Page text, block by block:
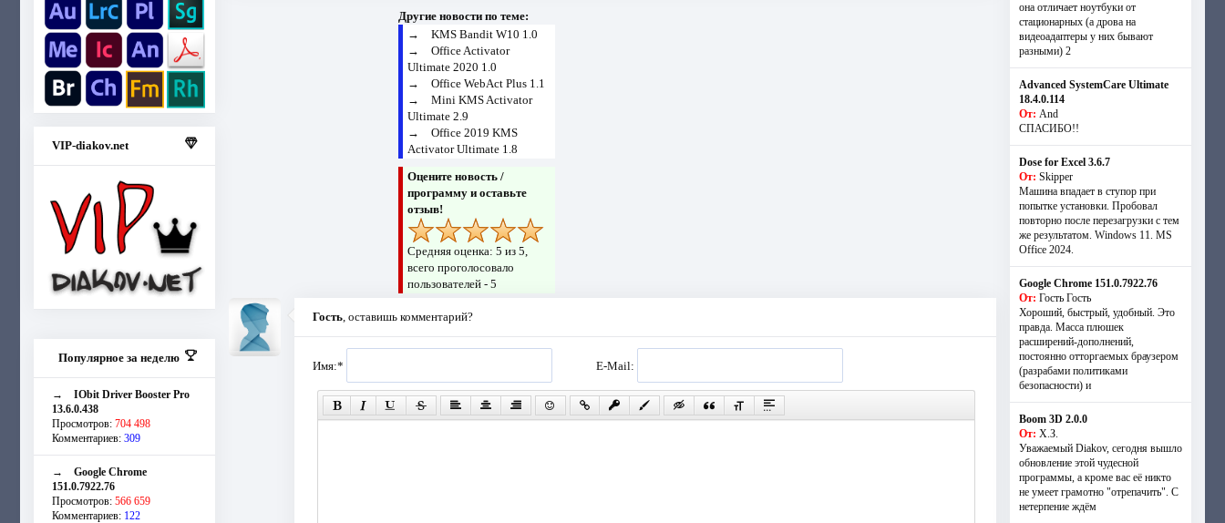
VIP-diakov.net
Популярное за неделю
→ IObit Driver Booster Pro
13.6.0.438
Просмотров: 704 498
Комментариев: 309
→ Google Chrome
151.0.7922.76
Просмотров: 566 659
Комментариев: 122
Другие новости по теме:
→ KMS Bandit W10 1.0
→ Office Activator
Ultimate 2020 1.0
→ Office WebAct Plus 1.1
→ Mini KMS Activator
Ultimate 2.9
→ Office 2019 KMS
Activator Ultimate 1.8
Оцените новость /
программу и оставьте
отзыв!
Средняя оценка: 5 из 5,
всего проголосовало
пользователей - 5
Гость, оставишь комментарий?
Имя:* E-Mail:
она отличает ноутбуки от
стационарных (а дрова на
видеоадаптеры у них бывают
разными) 2
Advanced SystemCare Ultimate
18.4.0.114
От: And
СПАСИБО!!
Dose for Excel 3.6.7
От: Skipper
Машина впадает в ступор при
попытке установки. Пробовал
повторно после перезагрузки с тем
же результатом. Windows 11. MS
Offiсe 2024.
Google Chrome 151.0.7922.76
От: Гость Гость
Хороший, быстрый, удобный. Это
правда. Масса плюшек
расширений-дополнений,
постоянно отторгаемых браузером
(разрабами политиками
безопасности) и
Boom 3D 2.0.0
От: Х.З.
Уважаемый Diakov, сегодня вышло
обновление этой чудесной
программы, а кроме вас её никто
не умеет грамотно "отрепачить". С
нетерпение ждём